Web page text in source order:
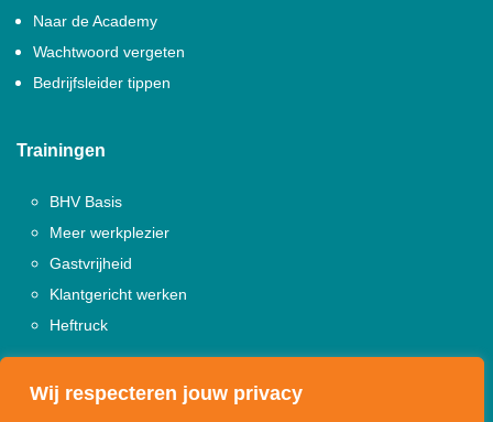
Wij respecteren jouw privacy
Naar de Academy
Wachtwoord vergeten
Bedrijfsleider tippen
Trainingen
BHV Basis
Meer werkplezier
Gastvrijheid
Klantgericht werken
Heftruck